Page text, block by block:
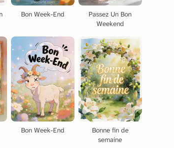
Bon Week-End
Passez Un Bon
Weekend
Bon Week-End
Bonne fin de
semaine